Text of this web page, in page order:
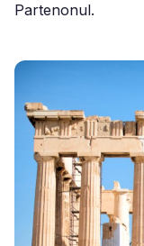
Partenonul.